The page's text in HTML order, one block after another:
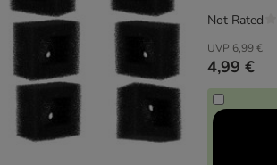
UVP 6,99 €
4,99 €
Not Rated